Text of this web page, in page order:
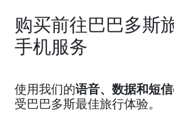
购买前往巴巴多斯
手机服务
使用我们的语音、数据和短信
受巴巴多斯最佳旅行体验。